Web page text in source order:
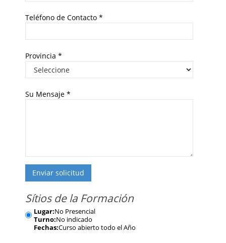
Teléfono de Contacto *
Provincia *
Su Mensaje *
Enviar solicitud
Sítios de la Formación
Lugar:No Presencial
Turno:No indicado
Fechas:Curso abierto todo el Año